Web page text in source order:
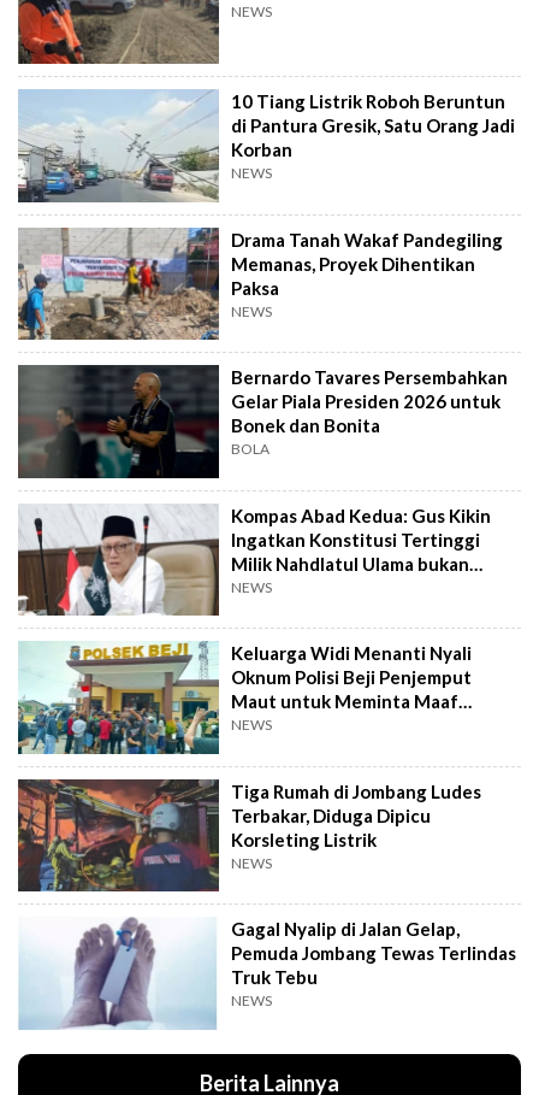
NEWS
10 Tiang Listrik Roboh Beruntun
di Pantura Gresik, Satu Orang Jadi
Korban
NEWS
Drama Tanah Wakaf Pandegiling
Memanas, Proyek Dihentikan
Paksa
NEWS
Bernardo Tavares Persembahkan
Gelar Piala Presiden 2026 untuk
Bonek dan Bonita
BOLA
Kompas Abad Kedua: Gus Kikin
Ingatkan Konstitusi Tertinggi
Milik Nahdlatul Ulama bukan
AD/ART
NEWS
Keluarga Widi Menanti Nyali
Oknum Polisi Beji Penjemput
Maut untuk Meminta Maaf
Langsung
NEWS
Tiga Rumah di Jombang Ludes
Terbakar, Diduga Dipicu
Korsleting Listrik
NEWS
Gagal Nyalip di Jalan Gelap,
Pemuda Jombang Tewas Terlindas
Truk Tebu
NEWS
Berita Lainnya